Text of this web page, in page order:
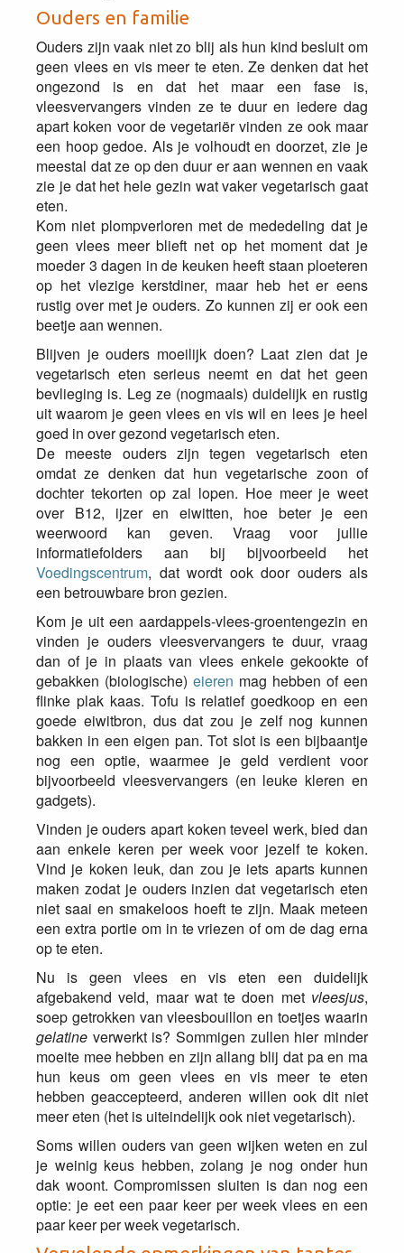
Ouders en familie
Ouders zijn vaak niet zo blij als hun kind besluit om
geen vlees en vis meer te eten. Ze denken dat het
ongezond is en dat het maar een fase is,
vleesvervangers vinden ze te duur en iedere dag
apart koken voor de vegetariër vinden ze ook maar
een hoop gedoe. Als je volhoudt en doorzet, zie je
meestal dat ze op den duur er aan wennen en vaak
zie je dat het hele gezin wat vaker vegetarisch gaat
eten.
Kom niet plompverloren met de mededeling dat je
geen vlees meer blieft net op het moment dat je
moeder 3 dagen in de keuken heeft staan ploeteren
op het vlezige kerstdiner, maar heb het er eens
rustig over met je ouders. Zo kunnen zij er ook een
beetje aan wennen.
Blijven je ouders moeilijk doen? Laat zien dat je
vegetarisch eten serieus neemt en dat het geen
bevlieging is. Leg ze (nogmaals) duidelijk en rustig
uit waarom je geen vlees en vis wil en lees je heel
goed in over gezond vegetarisch eten.
De meeste ouders zijn tegen vegetarisch eten
omdat ze denken dat hun vegetarische zoon of
dochter tekorten op zal lopen. Hoe meer je weet
over B12, ijzer en eiwitten, hoe beter je een
weerwoord kan geven. Vraag voor jullie
informatiefolders aan bij bijvoorbeeld het
Voedingscentrum, dat wordt ook door ouders als
een betrouwbare bron gezien.
Kom je uit een aardappels-vlees-groentengezin en
vinden je ouders vleesvervangers te duur, vraag
dan of je in plaats van vlees enkele gekookte of
gebakken (biologische) eieren mag hebben of een
flinke plak kaas. Tofu is relatief goedkoop en een
goede eiwitbron, dus dat zou je zelf nog kunnen
bakken in een eigen pan. Tot slot is een bijbaantje
nog een optie, waarmee je geld verdient voor
bijvoorbeeld vleesvervangers (en leuke kleren en
gadgets).
Vinden je ouders apart koken teveel werk, bied dan
aan enkele keren per week voor jezelf te koken.
Vind je koken leuk, dan zou je iets aparts kunnen
maken zodat je ouders inzien dat vegetarisch eten
niet saai en smakeloos hoeft te zijn. Maak meteen
een extra portie om in te vriezen of om de dag erna
op te eten.
Nu is geen vlees en vis eten een duidelijk
afgebakend veld, maar wat te doen met vleesjus,
soep getrokken van vleesbouillon en toetjes waarin
gelatine verwerkt is? Sommigen zullen hier minder
moeite mee hebben en zijn allang blij dat pa en ma
hun keus om geen vlees en vis meer te eten
hebben geaccepteerd, anderen willen ook dit niet
meer eten (het is uiteindelijk ook niet vegetarisch).
Soms willen ouders van geen wijken weten en zul
je weinig keus hebben, zolang je nog onder hun
dak woont. Compromissen sluiten is dan nog een
optie: je eet een paar keer per week vlees en een
paar keer per week vegetarisch.